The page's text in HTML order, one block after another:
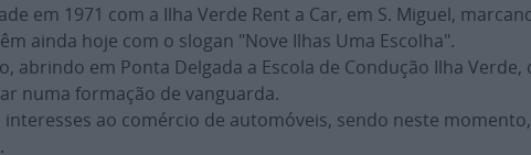
em 1971 com a Ilha Verde Rent a Car, em S. Miguel,
ainda hoje com o slogan "Nove Ilhas Uma Escolha".
abrindo em Ponta Delgada a Escola de Condução Ilha
numa formação de vanguarda.
ao comércio de automóveis, sendo neste